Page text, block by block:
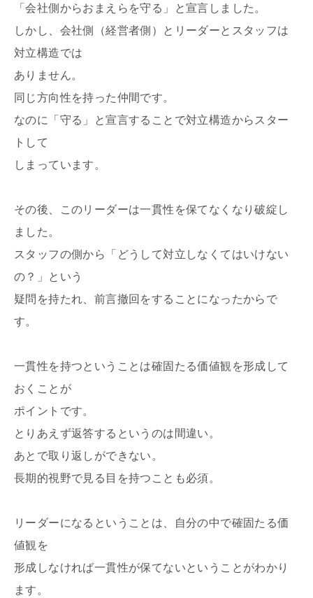
「会社側からおまえらを守る」と宣言しました。
しかし、会社側（経営者側）とリーダーとスタッフは
対立構造では
ありません。
同じ方向性を持った仲間です。
なのに「守る」と宣言することで対立構造からスター
トして
しまっています。
その後、このリーダーは一貫性を保てなくなり破綻し
ました。
スタッフの側から「どうして対立しなくてはいけない
の？」という
疑問を持たれ、前言撤回をすることになったからで
す。
一貫性を持つということは確固たる価値観を形成して
おくことが
ポイントです。
とりあえず返答するというのは間違い。
あとで取り返しができない。
長期的視野で見る目を持つことも必須。
リーダーになるということは、自分の中で確固たる価
値観を
形成しなければ一貫性が保てないということがわかり
ます。